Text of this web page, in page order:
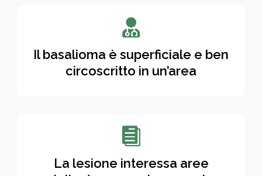

Il basalioma è superficiale e ben
circoscritto in un’area

La lesione interessa aree